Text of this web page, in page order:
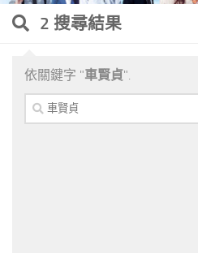
2 搜尋結果
依關鍵字 "車賢貞".
搜
尋